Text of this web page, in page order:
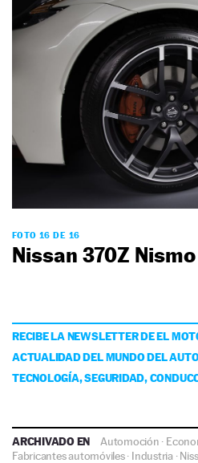
FOTO 16 DE 16
Nissan 370Z
RECIBE LA NEWSLETTER DE EL
ACTUALIDAD DEL MUNDO DEL
TECNOLOGÍA, SEGURIDAD,
ARCHIVADO EN Automoción ·
Fabricantes automóviles· Industria·